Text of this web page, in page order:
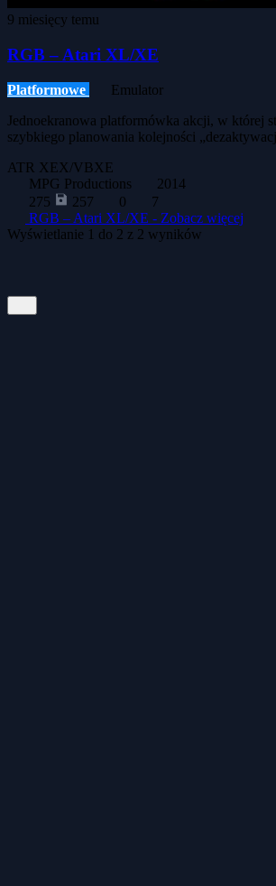
9 miesięcy temu
RGB – Atari XL/XE
Platformowe
Emulator
Jednoekranowa platformówka akcji, w której
szybkiego planowania kolejności
ATR XEX/VBXE
MPG Productions
2014
275
257 0
7
RGB – Atari XL/XE - Zobacz więcej
Wyświetlanie 1 do 2 z 2 wyników